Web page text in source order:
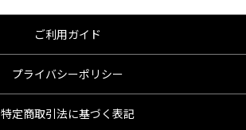
ご利用ガイド
プライバシーポリシー
特定商取引法に基づく表記